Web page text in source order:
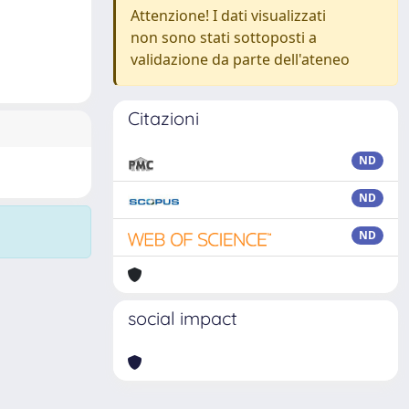
Attenzione! I dati visualizzati
non sono stati sottoposti a
validazione da parte dell'ateneo
Citazioni
ND
ND
ND
social impact